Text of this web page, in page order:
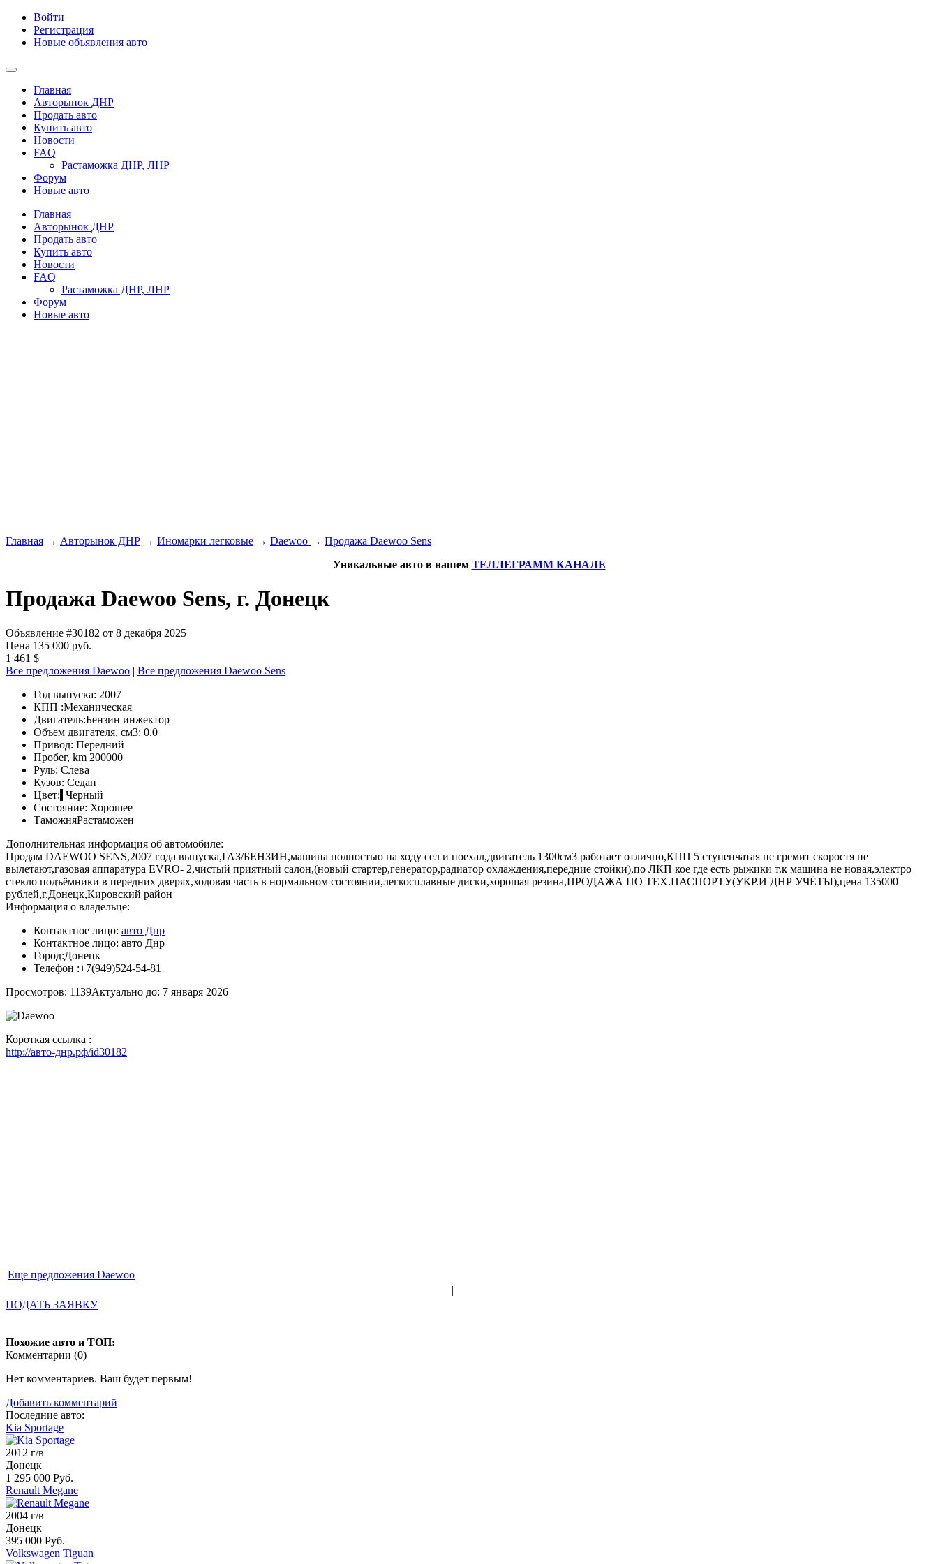
Войти
Регистрация
Новые объявления авто
Главная
Авторынок ДНР
Продать авто
Купить авто
Новости
FAQ
Растаможка ДНР, ЛНР
Форум
Новые авто
Главная
Авторынок ДНР
Продать авто
Купить авто
Новости
FAQ
Растаможка ДНР, ЛНР
Форум
Новые авто
Главная → Авторынок ДНР → Иномарки легковые → Daewoo → Продажа Daewoo Sens
Уникальные авто в нашем ТЕЛЛЕГРАММ КАНАЛЕ
Продажа Daewoo Sens, г. Донецк
Объявление #30182 от 8 декабря 2025
Цена 135 000 руб.
1 461 $
Все предложения Daewoo | Все предложения Daewoo Sens
Год выпуска: 2007
КПП :Механическая
Двигатель:Бензин инжектор
Объем двигателя, см3: 0.0
Привод: Передний
Пробег, km 200000
Руль: Слева
Кузов: Седан
Цвет: Черный
Состояние: Хорошее
ТаможняРастаможен
Дополнительная информация об автомобиле:
Продам DAEWOO SENS,2007 года выпуска,ГАЗ/БЕНЗИН,машина полностью на ходу сел и поехал,двигатель 1300см3 работает отлично,КПП 5 ступенчатая не гремит скоростя не
вылетают,газовая аппаратура EVRO- 2,чистый приятный салон,(новый стартер,генератор,радиатор охлаждения,передние стойки),по ЛКП кое где есть рыжики т.к машина не новая,электро
стекло подъёмники в передних дверях,ходовая часть в нормальном состоянии,легкосплавные диски,хорошая резина,ПРОДАЖА ПО ТЕХ.ПАСПОРТУ(УКР.И ДНР УЧЁТЫ),цена 135000
рублей,г.Донецк,Кировский район
Информация о владельце:
Контактное лицо: авто Днр
Контактное лицо: авто Днр
Город:Донецк
Телефон :+7(949)524-54-81
Просмотров: 1139Актуально до: 7 января 2026
Короткая ссылка :
http://авто-днр.рф/id30182
Еще предложения Daewoo
|
ПОДАТЬ ЗАЯВКУ
Похожие авто и ТОП:
Комментарии (0)
Нет комментариев. Ваш будет первым!
Добавить комментарий
Последние авто:
Kia Sportage
2012 г/в
Донецк
1 295 000 Руб.
Renault Megane
2004 г/в
Донецк
395 000 Руб.
Volkswagen Tiguan